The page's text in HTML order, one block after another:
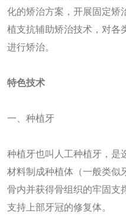
化的矫治方案，开展固定矫
植支抗辅助矫治技术，对各
进行矫治。
特色技术
一、种植牙
种植牙也叫人工种植牙，是
材料制成种植体（一般类似
骨内并获得骨组织的牢固支
支持上部牙冠的修复体。